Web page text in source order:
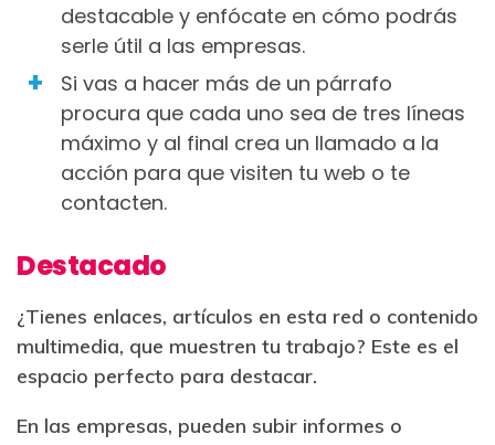
destacable y enfócate en cómo podrás
serle útil a las empresas.
Si vas a hacer más de un párrafo
procura que cada uno sea de tres líneas
máximo y al final crea un llamado a la
acción para que visiten tu web o te
contacten.
Destacado
¿Tienes enlaces, artículos en esta red o contenido
multimedia, que muestren tu trabajo? Este es el
espacio perfecto para destacar.
En las empresas, pueden subir informes o